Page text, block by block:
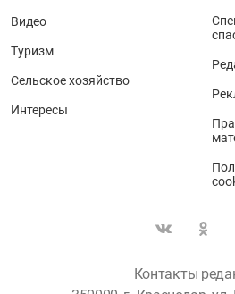
Видео
Туризм
Сельское хозяйство
Интересы
Контакты